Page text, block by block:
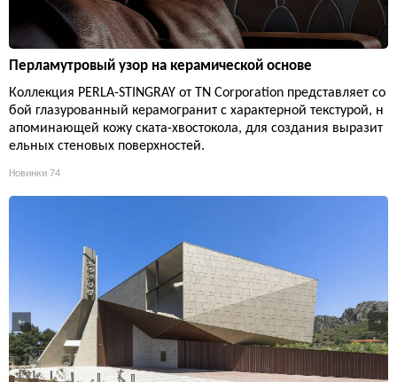
Перламутровый узор на керамической основе
Коллекция PERLA-STINGRAY от TN Corporation представляет со
бой глазурованный керамогранит с характерной текстурой, н
апоминающей кожу ската-хвостокола, для создания выразит
ельных стеновых поверхностей.
Новинки 74